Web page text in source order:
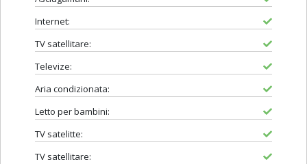
Internet:
TV satellitare:
Televize:
Aria condizionata:
Letto per bambini:
TV satelitte:
TV satellitare: